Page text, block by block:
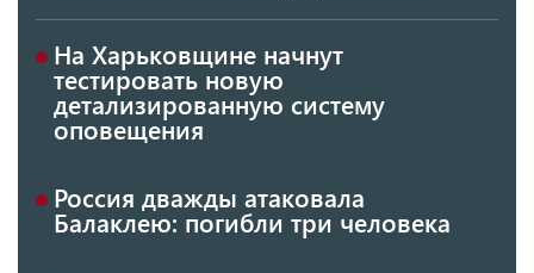
На Харьковщине начнут
тестировать новую
детализированную систему
оповещения
Россия дважды атаковала
Балаклею: погибли три человека